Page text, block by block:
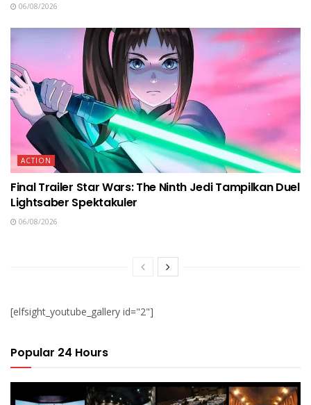
06/08/2026
ACTION
Final Trailer Star Wars: The Ninth Jedi Tampilkan Duel
Lightsaber Spektakuler
06/08/2026
[elfsight_youtube_gallery id="2"]
Popular 24 Hours